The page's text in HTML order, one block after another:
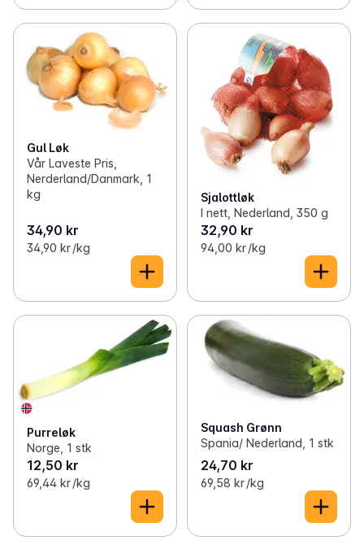
Gul Løk
Vår Laveste Pris,
Nerderland/Danmark, 1
kg
34,90 kr
34,90 kr /kg
Sjalottløk
I nett, Nederland, 350 g
32,90 kr
94,00 kr /kg
Purreløk
Norge, 1 stk
12,50 kr
69,44 kr /kg
Squash Grønn
Spania/ Nederland, 1 stk
24,70 kr
69,58 kr /kg